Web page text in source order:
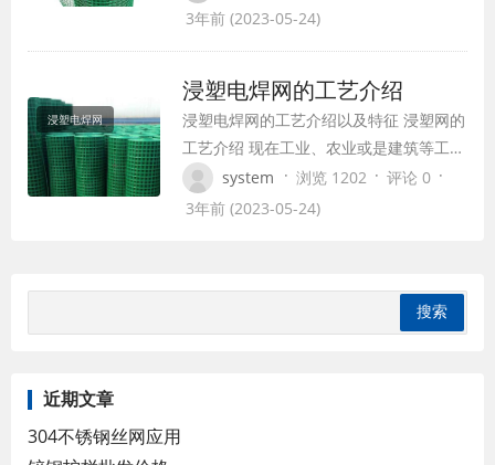
网的制作流程及应用领域。 浸塑电焊网是由
其表面，具有附着力强、防腐性能好、色泽…
3年前 (2023-05-24)
浸塑电焊网
浸塑电焊网的工艺介绍
浸塑电焊网的工艺介绍以及特征 浸塑网的
工艺介绍 现在工业、农业或是建筑等工作
都离不开必要的防护设备，浸塑电焊网便
是被普遍看中的防护产品，被的应用，为
生产工艺较为凌乱，对每个过程的要求也
较为严峻。产品材料均是选用的低碳钢
丝，不锈…
system · 浏览 1202 · 评论 0 ·
3年前 (2023-05-24)
近期文章
304不锈钢丝网应用